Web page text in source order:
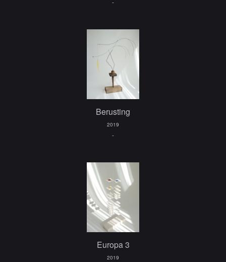
Berusting
2019
-
Europa 3
2019